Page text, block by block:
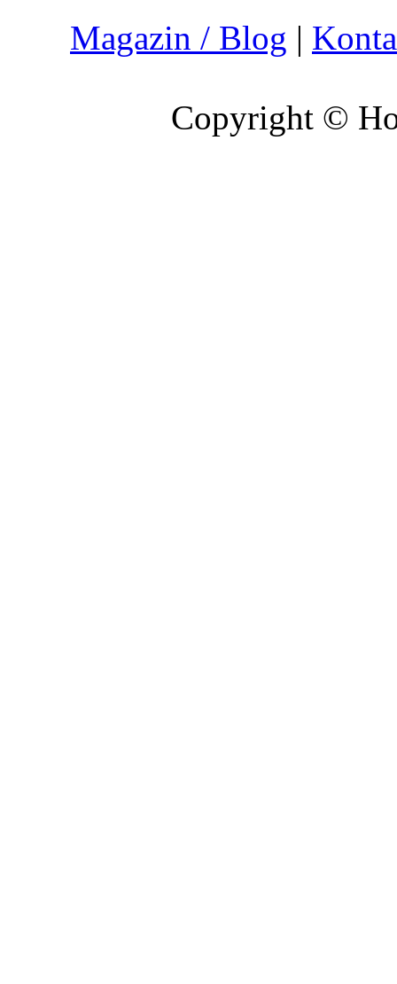
Magazin / Blog |
Copyright ©